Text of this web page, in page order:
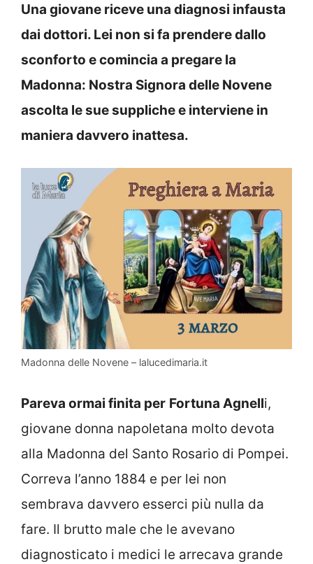
Una giovane riceve una diagnosi infausta
dai dottori. Lei non si fa prendere dallo
sconforto e comincia a pregare la
Madonna: Nostra Signora delle Novene
ascolta le sue suppliche e interviene in
maniera davvero inattesa.
Madonna delle Novene – lalucedimaria.it
Pareva ormai finita per Fortuna Agnelli,
giovane donna napoletana molto devota
alla Madonna del Santo Rosario di Pompei.
Correva l’anno 1884 e per lei non
sembrava davvero esserci più nulla da
fare. Il brutto male che le avevano
diagnosticato i medici le arrecava grande